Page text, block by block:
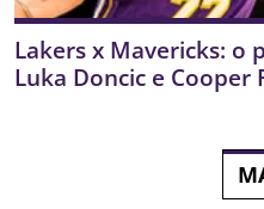
Lakers x Mavericks:
Luka Doncic e Cooper